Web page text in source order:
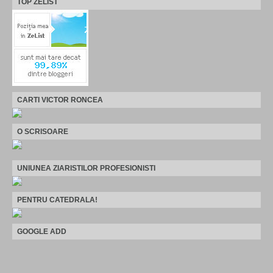
TOP ZELIST
CARTI VICTOR RONCEA
O SCRISOARE
UNIUNEA ZIARISTILOR PROFESIONISTI
PENTRU CATEDRALA!
GOOGLE ADD